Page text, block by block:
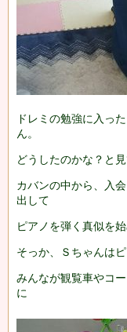
ドレミの勉強に入っ
ん。
どうしたのかな？と
カバンの中から、入
出して
ピアノを弾く真似を始
そっか、Ｓちゃんは
みんなが観覧車やコ
に